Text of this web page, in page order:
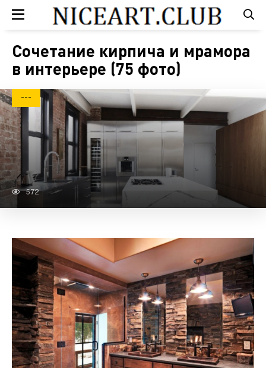
Сочетание кирпича и мрамора
в интерьере (75 фото)
---
572